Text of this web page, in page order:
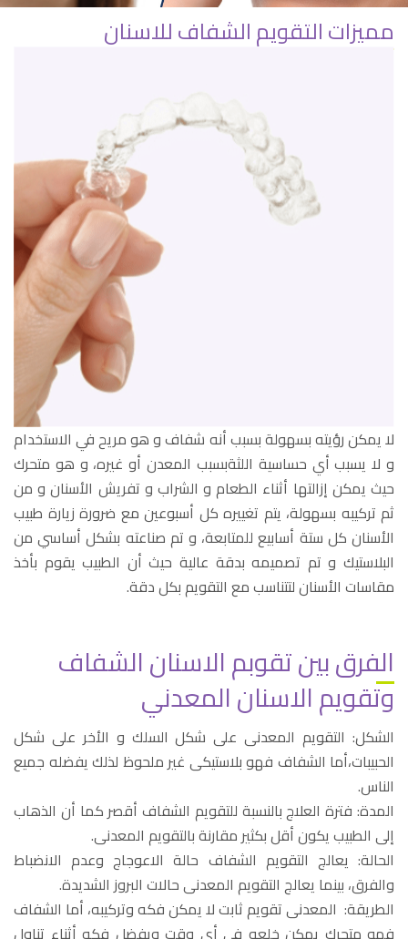
مميزات التقويم الشفاف للاسنان
لا يمكن رؤيته بسهولة بسبب أنه شفاف و هو مريح في الاستخدام
و لا يسبب أي حساسية اللثةبسبب المعدن أو غيره، و هو متحرك
حيث يمكن إزالتها أثناء الطعام و الشراب و تفريش الأسنان و من
ثم تركيبه بسهولة، يتم تغييره كل أسبوعين مع ضرورة زيارة طبيب
الأسنان كل ستة أسابيع للمتابعة، و تم صناعته بشكل أساسي من
البلاستيك و تم تصميمه بدقة عالية حيث أن الطبيب يقوم بأخذ
مقاسات الأسنان لتتناسب مع التقويم بكل دقة.
الفرق بين تقوبم الاسنان الشفاف
وتقويم الاسنان المعدني
الشكل: التقويم المعدنى على شكل السلك و الأخر على شكل
الحبيبات،أما الشفاف فهو بلاستيكى غير ملحوظ لذلك يفضله جميع
الناس.
المدة: فترة العلاج بالنسبة للتقويم الشفاف أقصر كما أن الذهاب
إلى الطبيب يكون أقل بكثير مقارنة بالتقويم المعدنى.
الحالة: يعالج التقويم الشفاف حالة الاعوجاج وعدم الانضباط
والفرق، بينما يعالج التقويم المعدنى حالات البروز الشديدة.
الطريقة: المعدنى تقويم ثابت لا يمكن فكه وتركيبه، أما الشفاف
فهو متحرك يمكن خلعه فى أى وقت ويفضل فكه أثناء تناول